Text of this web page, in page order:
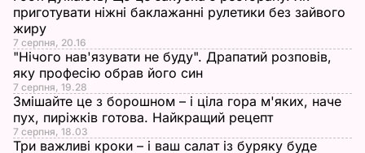
приготувати ніжні баклажанні рулетики без зайвого
жиру
7 серпня, 20.16
"Нічого нав'язувати не буду". Драпатий розповів,
яку професію обрав його син
7 серпня, 19.28
Змішайте це з борошном – і ціла гора м'яких, наче
пух, пиріжків готова. Найкращий рецепт
7 серпня, 18.03
Три важливі кроки – і ваш салат із буряку буде